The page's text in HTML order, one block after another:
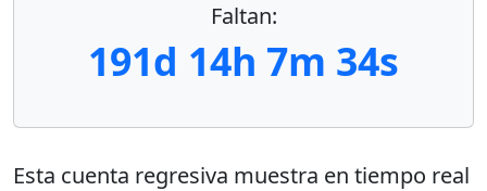
Faltan:
191d 14h 7m 34s
Esta cuenta regresiva muestra en tiempo real